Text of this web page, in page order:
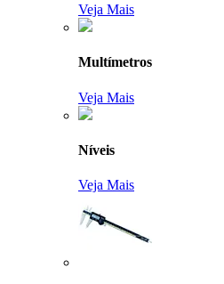
Veja Mais
Multímetros
Veja Mais
Níveis
Veja Mais